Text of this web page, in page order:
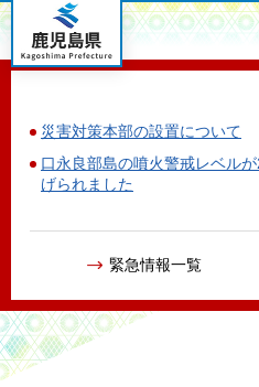
鹿児島県
災害対策本部の設置について
口永良部島の噴火警戒レベル
げられました
緊急情報一覧